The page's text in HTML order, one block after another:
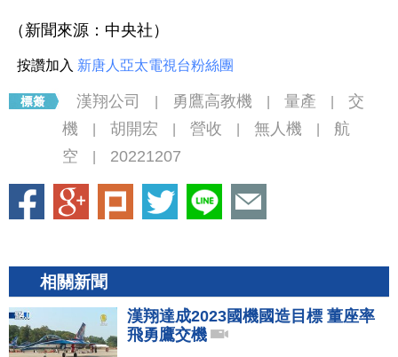
（新聞來源：中央社）
按讚加入 新唐人亞太電視台粉絲團
漢翔公司 勇鷹高教機 量產
交
機
胡開宏 營收 無人機
航
空
20221207
相關新聞
漢翔達成2023國機國造目標 董座率
飛勇鷹交機